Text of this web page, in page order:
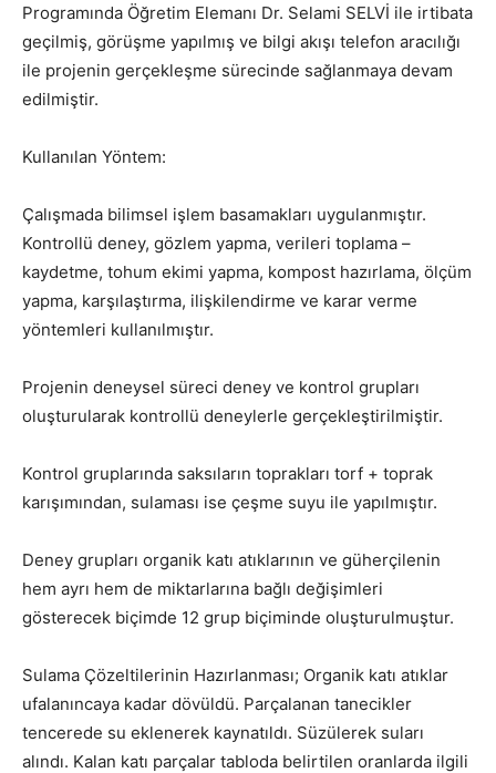
Programında Öğretim Elemanı Dr. Selami SELVİ ile irtibata
geçilmiş, görüşme yapılmış ve bilgi akışı telefon aracılığı
ile projenin gerçekleşme sürecinde sağlanmaya devam
edilmiştir.
Kullanılan Yöntem:
Çalışmada bilimsel işlem basamakları uygulanmıştır.
Kontrollü deney, gözlem yapma, verileri toplama –
kaydetme, tohum ekimi yapma, kompost hazırlama, ölçüm
yapma, karşılaştırma, ilişkilendirme ve karar verme
yöntemleri kullanılmıştır.
Projenin deneysel süreci deney ve kontrol grupları
oluşturularak kontrollü deneylerle gerçekleştirilmiştir.
Kontrol gruplarında saksıların toprakları torf + toprak
karışımından, sulaması ise çeşme suyu ile yapılmıştır.
Deney grupları organik katı atıklarının ve güherçilenin
hem ayrı hem de miktarlarına bağlı değişimleri
gösterecek biçimde 12 grup biçiminde oluşturulmuştur.
Sulama Çözeltilerinin Hazırlanması; Organik katı atıklar
ufalanıncaya kadar dövüldü. Parçalanan tanecikler
tencerede su eklenerek kaynatıldı. Süzülerek suları
alındı. Kalan katı parçalar tabloda belirtilen oranlarda ilgili